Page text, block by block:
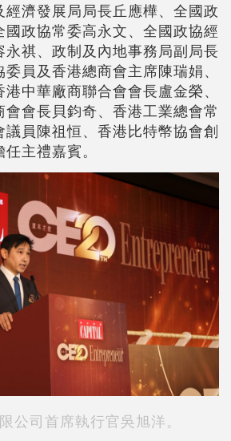
經濟發展局局長丘應樺、全國政
政協常委高永文、全國政協經
永祺、政制及內地事務局副局長
員及香港總商會主席陳瑞娟、
中華廠商聯合會會長盧金榮、
會長貝鈞奇、香港工業總會常
員陳祖恒、香港比特幣協會創
主禮嘉賓。
公司首席執行官吳旭洋。